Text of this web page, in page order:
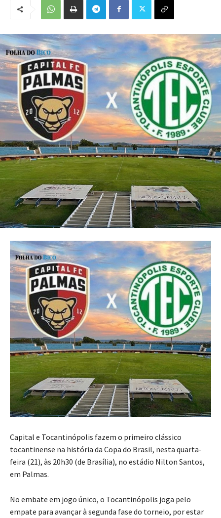
Capital e Tocantinópolis fazem o primeiro clássico
tocantinense na história da Copa do Brasil, nesta quarta-
feira (21), às 20h30 (de Brasília), no estádio Nilton Santos,
em Palmas.
No embate em jogo único, o Tocantinópolis joga pelo
empate para avançar à segunda fase do torneio, por estar